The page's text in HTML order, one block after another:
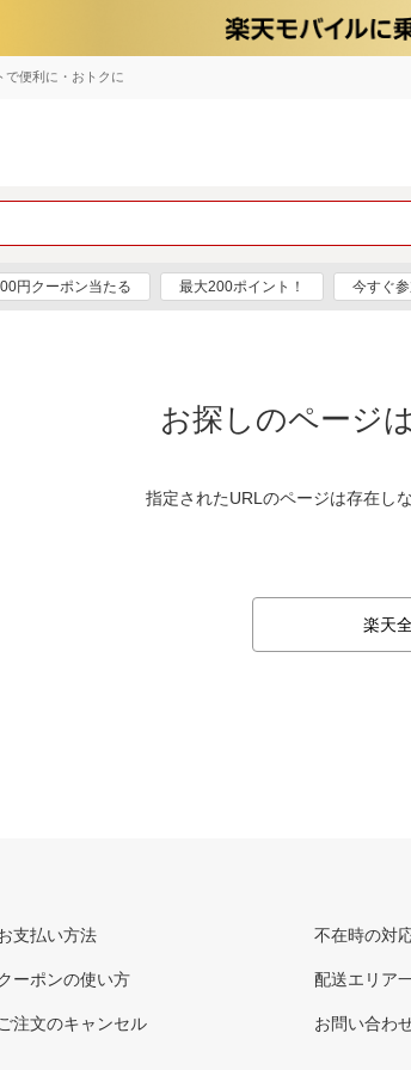
で便利に・おトクに
円クーポン当たる 最大200ポイント！ 今すぐ
お探しのページ
指定されたURLのページは存在し
楽天
支払い方法
ーポンの使い方
ご注文のキャンセル
不在時の対
配送エリア
お問い合わ